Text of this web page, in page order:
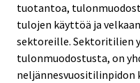
tuotantoa,
tulojen käyttöä ja
sektoreille. Sektoritilien
tulonmuodostusta, on
neljännesvuositilinpidon